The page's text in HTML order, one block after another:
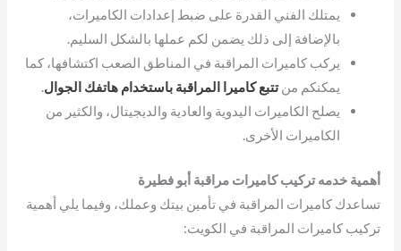
يمتلك الفني القدرة على ضبط إعدادات الكاميرات،
بالإضافة إلى ذلك يضمن لكم عملها بالشكل السليم.
يركب كاميرات المراقبة في المناطق الصعب اكتشافها، كما
يمكنكم منتتبع كاميرا المراقبة باستخدام هاتفك الجوال.
يصلح الكاميرات اليدوية والعادية والديجيتال، والكثير من
الكاميرات الأخرى.
أهمية خدمه تركيب كاميرات مراقبة أبو فطيرة
تساعدك كاميرات المراقبة في تأمين بيتك وعملك، وفيما يلي أهمية
تركيب كاميرات المراقبة في الكويت: